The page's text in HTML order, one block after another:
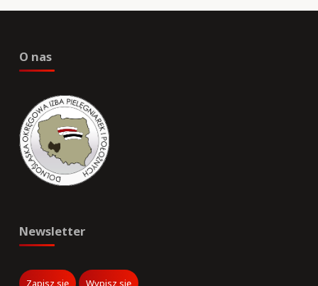
O nas
Newsletter